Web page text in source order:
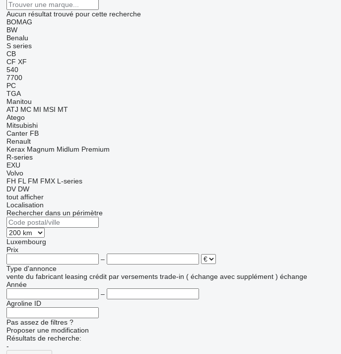
Aucun résultat trouvé pour cette recherche
BOMAG
BW
Benalu
S series
CB
CF XF
540
7700
PC
TGA
Manitou
ATJ MC MI MSI MT
Atego
Mitsubishi
Canter FB
Renault
Kerax Magnum Midlum Premium
R-series
EXU
Volvo
FH FL FM FMX L-series
DV DW
tout afficher
Localisation
Rechercher dans un périmètre
Luxembourg
Prix
–
Type d'annonce
vente du fabricant leasing crédit par versements trade-in ( échange avec supplément ) échange
Année
–
Agroline ID
Pas assez de filtres ?
Proposer une modification
Résultats de recherche:
-